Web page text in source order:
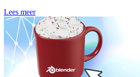
Lees meer